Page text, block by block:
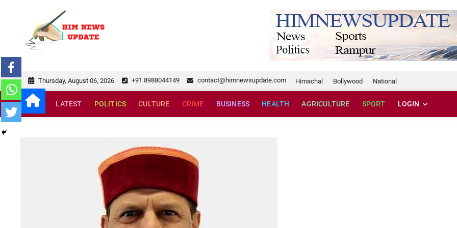
himnewsupdate.com
Thursday, August 06, 2026 +91 8988044149 contact@himnewsupdate.com Himachal Bollywood National
LATEST POLITICS CULTURE CRIME BUSINESS HEALTH AGRICULTURE SPORT LOGIN